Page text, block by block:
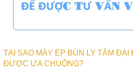
TẠI SAO MÁY ÉP BÙN LY TÂM ĐẠI
ĐƯỢC ƯA CHUỘNG?